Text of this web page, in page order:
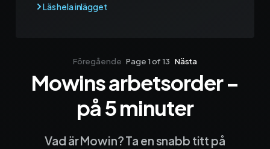
Föregående Page 1 of 13 Nästa
Sida 1Sida 2 Sida 3Sida 4 Sida 5Sida 6 Sida 7 Sida 8Sida 9
Mowins arbetsorder –
på 5 minuter
Vad är Mowin? Ta en snabb titt på